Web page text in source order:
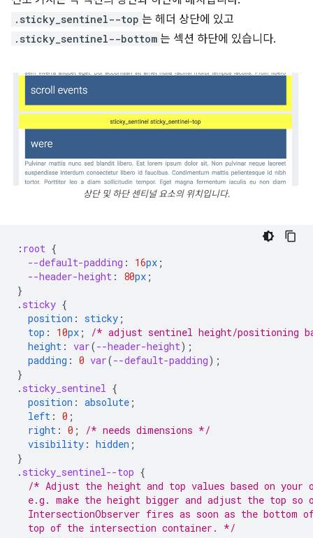
.sticky_sentinel--top 는 헤더 상단에 있고
.sticky_sentinel--bottom 는 섹션 하단에 있습니다.
상단 및 하단 센티널 요소의 위치입니다.
: root {
--default-padding : 16px ;
--header-height : 80px ;
}
. sticky {
position : sticky ;
top : 10px ;
/* adjust sentinel height/positioning
height : var(--header-height);
padding : 0 var(--default-padding);
}
. sticky_sentinel {
position : absolute ;
left : 0 ;
right : 0 ;
/* needs dimensions */
visibility : hidden ;
}
. sticky_sentinel--top {
/* Adjust the height and top values based on
e.g. make the height bigger and adjust the top so
IntersectionObserver fires as soon as the bottom
  top of the intersection container. */